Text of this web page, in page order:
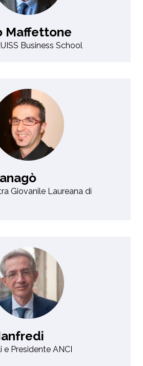
Maffettone
Business School
Giovanile Laureana di
Presidente ANCI